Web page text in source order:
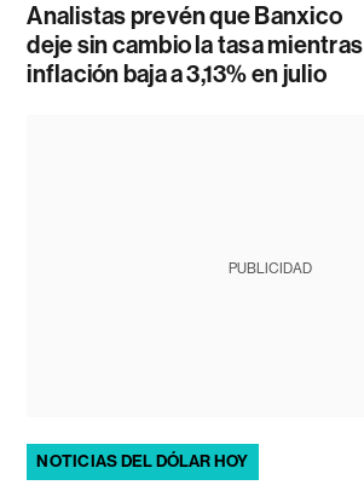
Analistas prevén que Banxico
deje sin cambio la tasa mientras
inflación baja a 3,13% en julio
PUBLICIDAD
NOTICIAS DEL DÓLAR HOY